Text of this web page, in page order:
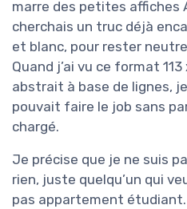
marre des petites affiches
cherchais un truc déjà
et blanc, pour rester
Quand j’ai vu ce format
abstrait à base de lignes,
pouvait faire le job sans
chargé.
Je précise que je ne suis
rien, juste quelqu’un qui
pas appartement